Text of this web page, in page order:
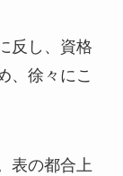
反し、資格
、徐々にこ
表の都合上